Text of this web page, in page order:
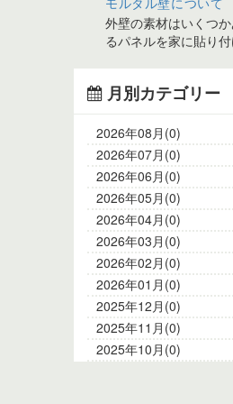
外壁の素材はいくつ
るパネルを家に貼り
月別カテゴリー
2026年08月(0)
2026年07月(0)
2026年06月(0)
2026年05月(0)
2026年04月(0)
2026年03月(0)
2026年02月(0)
2026年01月(0)
2025年12月(0)
2025年11月(0)
2025年10月(0)